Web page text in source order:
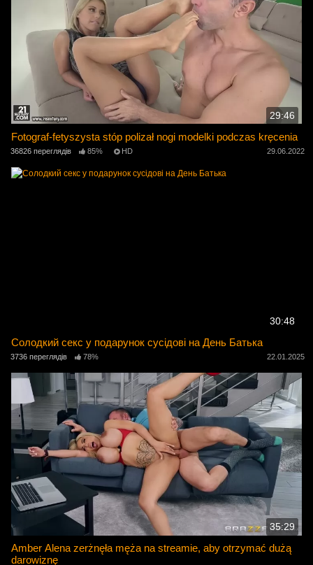
29:46
Fotograf-fetyszysta stóp polizał nogi modelki podczas kręcenia
36826 переглядів 85% HD 29.06.2022
30:48
Солодкий секс у подарунок сусідові на День Батька
3736 переглядів 78% 22.01.2025
35:29
Amber Alena zerżnęła męża na streamie, aby otrzymać dużą
darowiznę